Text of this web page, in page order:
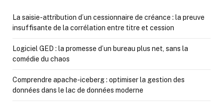
La saisie-attribution d’un cessionnaire de créance : la preuve
insuffisante de la corrélation entre titre et cession
Logiciel GED : la promesse d’un bureau plus net, sans la
comédie du chaos
Comprendre apache-iceberg : optimiser la gestion des
données dans le lac de données moderne